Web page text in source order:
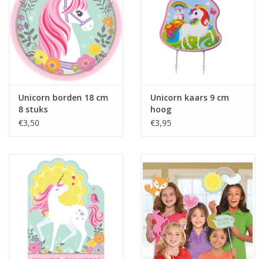
Unicorn borden 18 cm
8 stuks
€3,50
Unicorn kaars 9 cm
hoog
€3,95